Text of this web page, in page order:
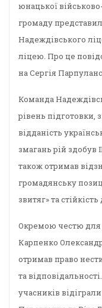
юнацької
громаду
Надеждівського
ліцею. Про це
на Сергія
Команда
рівень підготовки,
відданість
змагань рій здобув
також отримав
громадянську
звитяг» та стійкість
Окремою честю для
Карпенко
отримав право
та
учасників